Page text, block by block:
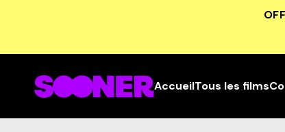
AccueilTous les films